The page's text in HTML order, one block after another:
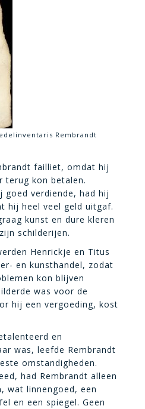
Rembrandt
failliet, omdat hij
terug kon betalen.
goed verdiende, had hij
hij heel veel geld uitgaf.
kunst en dure kleren
schilderijen.
Henrickje en Titus
en kunsthandel, zodat
kon blijven
was voor de
hij een vergoeding, kost
en
was, leefde Rembrandt
omstandigheden.
had Rembrandt alleen
wat linnengoed, een
en een spiegel. Geen